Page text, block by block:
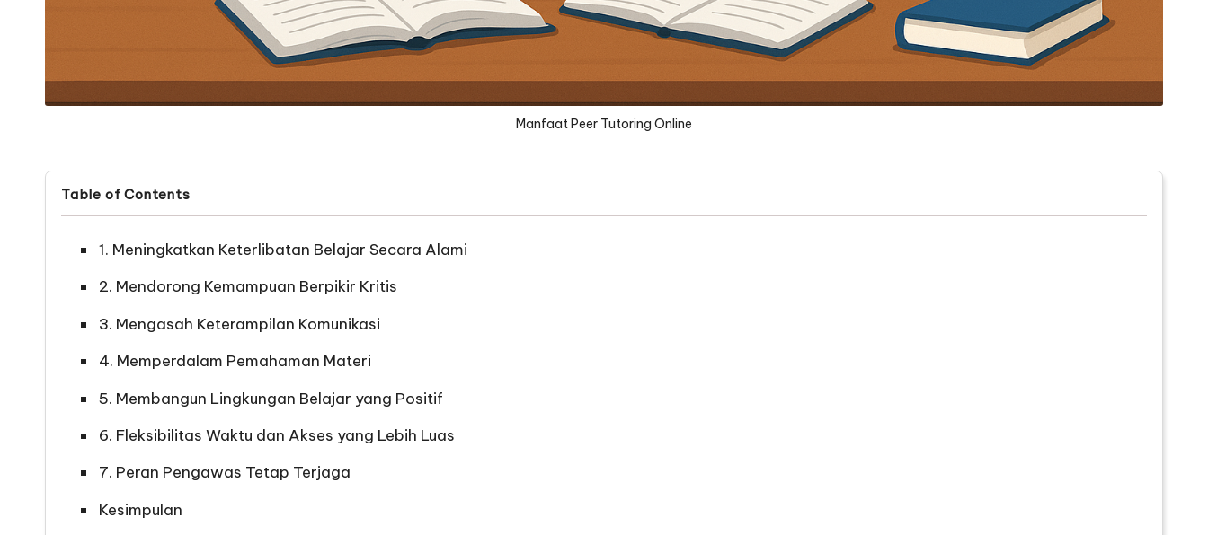
Manfaat Peer Tutoring Online
Table of Contents
1. Meningkatkan Keterlibatan Belajar Secara Alami
2. Mendorong Kemampuan Berpikir Kritis
3. Mengasah Keterampilan Komunikasi
4. Memperdalam Pemahaman Materi
5. Membangun Lingkungan Belajar yang Positif
6. Fleksibilitas Waktu dan Akses yang Lebih Luas
7. Peran Pengawas Tetap Terjaga
Kesimpulan